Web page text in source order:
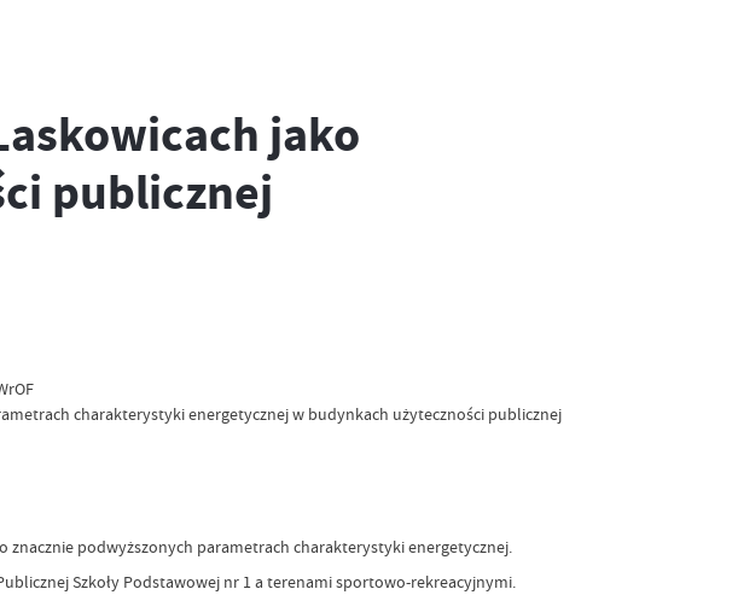
jako
publicznej
charakterystyki energetycznej w budynkach użyteczności publicznej
podwyższonych parametrach charakterystyki energetycznej.
Szkoły Podstawowej nr 1 a terenami sportowo-rekreacyjnymi.